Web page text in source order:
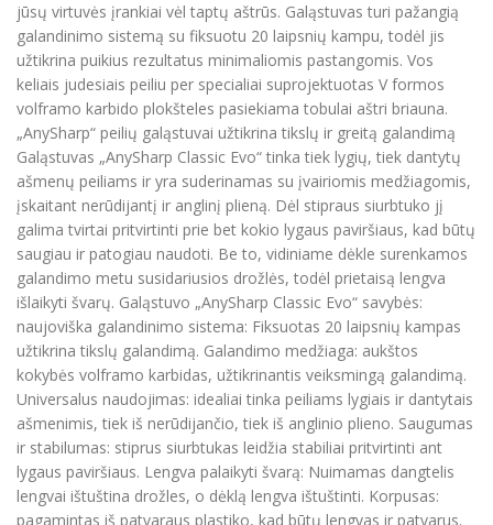
jūsų virtuvės įrankiai vėl taptų aštrūs. Galąstuvas turi pažangią
galandinimo sistemą su fiksuotu 20 laipsnių kampu, todėl jis
užtikrina puikius rezultatus minimaliomis pastangomis. Vos
keliais judesiais peiliu per specialiai suprojektuotas V formos
volframo karbido plokšteles pasiekiama tobulai aštri briauna.
„AnySharp“ peilių galąstuvai užtikrina tikslų ir greitą galandimą
Galąstuvas „AnySharp Classic Evo“ tinka tiek lygių, tiek dantytų
ašmenų peiliams ir yra suderinamas su įvairiomis medžiagomis,
įskaitant nerūdijantį ir anglinį plieną. Dėl stipraus siurbtuko jį
galima tvirtai pritvirtinti prie bet kokio lygaus paviršiaus, kad būtų
saugiau ir patogiau naudoti. Be to, vidiniame dėkle surenkamos
galandimo metu susidariusios drožlės, todėl prietaisą lengva
išlaikyti švarų. Galąstuvo „AnySharp Classic Evo“ savybės:
naujoviška galandinimo sistema: Fiksuotas 20 laipsnių kampas
užtikrina tikslų galandimą. Galandimo medžiaga: aukštos
kokybės volframo karbidas, užtikrinantis veiksmingą galandimą.
Universalus naudojimas: idealiai tinka peiliams lygiais ir dantytais
ašmenimis, tiek iš nerūdijančio, tiek iš anglinio plieno. Saugumas
ir stabilumas: stiprus siurbtukas leidžia stabiliai pritvirtinti ant
lygaus paviršiaus. Lengva palaikyti švarą: Nuimamas dangtelis
lengvai ištuština drožles, o dėklą lengva ištuštinti. Korpusas:
pagamintas iš patvaraus plastiko, kad būtų lengvas ir patvarus.